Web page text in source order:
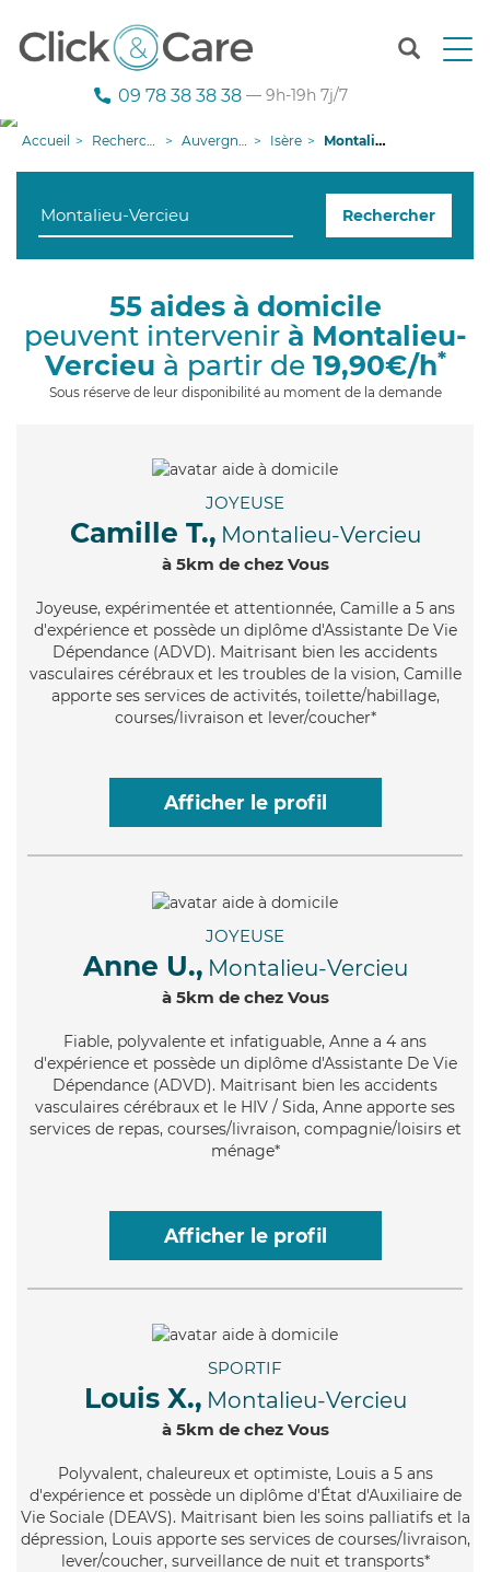
T
n
g
i
09 78 38 38 38 — 9h-19h 7j/7
Accueil Recherche aide à domicile Auvergne-Rhône-Alpes Isère Montalieu-Vercieu
Rechercher
55 aides à domicile
peuvent intervenir à Montalieu-
Vercieu à partir de 19,90€/h*
Sous réserve de leur disponibilité au moment de la demande
JOYEUSE
Camille T., Montalieu-Vercieu
à 5km de chez Vous
Joyeuse, expérimentée et attentionnée, Camille a 5 ans
d'expérience et possède un diplôme d'Assistante De Vie
Dépendance (ADVD). Maitrisant bien les accidents
vasculaires cérébraux et les troubles de la vision, Camille
apporte ses services de activités, toilette/habillage,
courses/livraison et lever/coucher*
Afficher le profil
JOYEUSE
Anne U., Montalieu-Vercieu
à 5km de chez Vous
Fiable, polyvalente et infatiguable, Anne a 4 ans
d'expérience et possède un diplôme d'Assistante De Vie
Dépendance (ADVD). Maitrisant bien les accidents
vasculaires cérébraux et le HIV / Sida, Anne apporte ses
services de repas, courses/livraison, compagnie/loisirs et
ménage*
Afficher le profil
SPORTIF
Louis X., Montalieu-Vercieu
à 5km de chez Vous
Polyvalent, chaleureux et optimiste, Louis a 5 ans
d'expérience et possède un diplôme d'État d'Auxiliaire de
Vie Sociale (DEAVS). Maitrisant bien les soins palliatifs et la
dépression, Louis apporte ses services de courses/livraison,
lever/coucher, surveillance de nuit et transports*